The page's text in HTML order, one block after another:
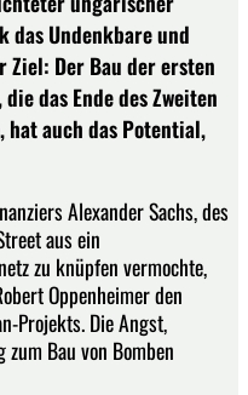
das Undenkbare und
Der Bau der ersten
das Ende des Zweiten
auch das Potential,
Alexander Sachs, des
aus ein
zu knüpfen vermochte,
Oppenheimer den
Projekts. Die Angst,
Bau von Bomben